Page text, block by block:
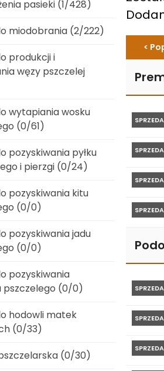
<
pasieki (1/428)
miodobrania (2/222)
produkcji i
węzy pszczelej
wytapiania wosku
(0/61)
pozyskiwania pyłku
i pierzgi (0/24)
pozyskiwania kitu
(0/0)
pozyskiwania jadu
(0/0)
pozyskiwania
pszczelego (0/0)
hodowli matek
(0/33)
(0/30)